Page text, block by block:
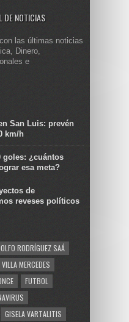
DE NOTICIAS
las últimas noticias
Dinero,
e
San Luis: prevén
km/h
goles: ¿cuántos
esa meta?
de
reveses políticos
RODRÍGUEZ SAÁ
VILLA MERCEDES
FUTBOL
GISELA VARTALITIS